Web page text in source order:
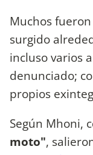
Muchos
surgido
incluso varios
denunciado;
propios
Según Mhoni,
moto",